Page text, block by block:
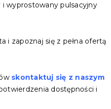
i wyprostowany pulsacyjny
i zapoznaj się z pełna ofertą
skontaktuj się z naszym
dostępności i